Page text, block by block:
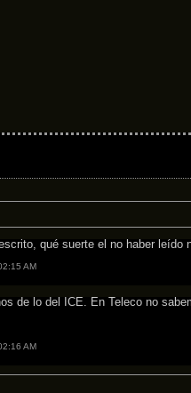
qué suerte el no haber leído
AM
de lo del ICE. En Teleco no
AM